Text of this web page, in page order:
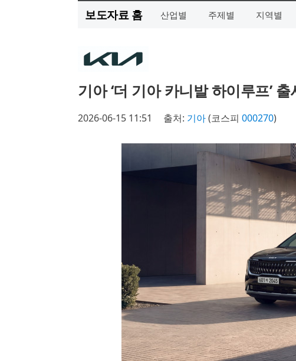
보도자료 홈 산업별 주제별 지역별
기아 ‘더 기아 카니발 하이루프’ 출
2026-06-15 11:51 출처: 기아(코스피 000270)